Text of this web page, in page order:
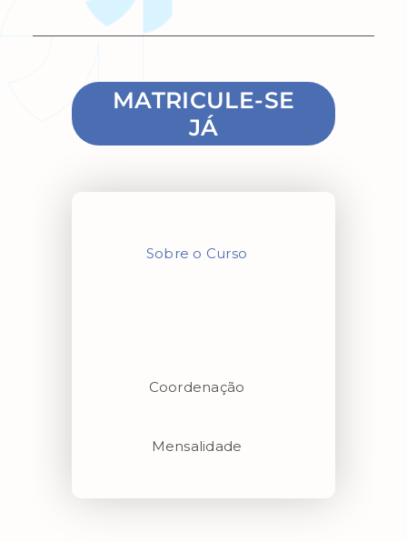
MATRICULE-SE
JÁ
Sobre o Curso
Coordenação
Mensalidade